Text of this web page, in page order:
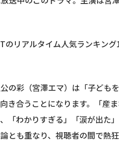
リアルタイム人気ランキン
の彩（宮澤エマ）は「子ども
き合うことになります。「産
「わかりすぎる」「涙が出た
も重なり、視聴者の間で熱狂